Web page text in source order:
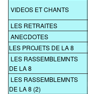
VIDEOS ET CHANTS
LES RETRAITES
ANECDOTES
LES PROJETS DE LA 8
LES RASSEMBLEMNTS
DE LA 8
LES RASSEMBLEMNTS
DE LA 8 (2)